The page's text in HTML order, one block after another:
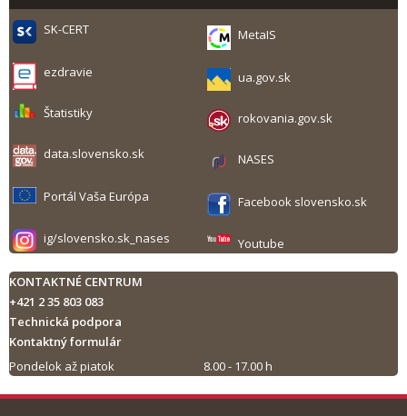
SK-CERT MetaIS
ezdravie ua.gov.sk
Štatistiky rokovania.gov.sk
data.slovensko.sk NASES
Portál Vaša Európa Facebook slovensko.sk
ig/slovensko.sk_nases Youtube
KONTAKTNÉ CENTRUM
+421 2 35 803 083
Technická podpora
Kontaktný formulár
Pondelok až piatok
8.00 - 17.00 h
Tlač obsahu